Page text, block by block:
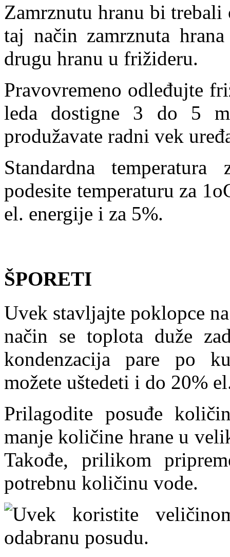
Zamrznutu hranu bi
taj način zamrznuta
drugu hranu u frižideru.
Pravovremeno odleđujte
leda dostigne 3 do 5
produžavate radni vek
Standardna
podesite temperaturu za
el. energije i za 5%.
ŠPORETI
Uvek stavljajte poklopce
način se toplota duže
kondenzacija pare po
možete uštedeti i do 20%
Prilagodite posuđe
manje količine hrane u
Takođe, prilikom
potrebnu količinu vode.
Uvek koristite
odabranu posudu.